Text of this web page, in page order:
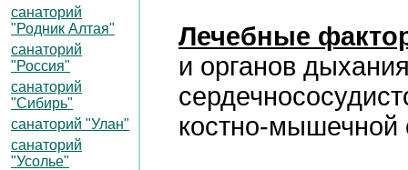
Лечебные
и органов
костно-мышечной
санаторий
"Родник Алтая"
санаторий
"Россия"
санаторий
"Сибирь"
санаторий "Улан"
санаторий
"Усолье"